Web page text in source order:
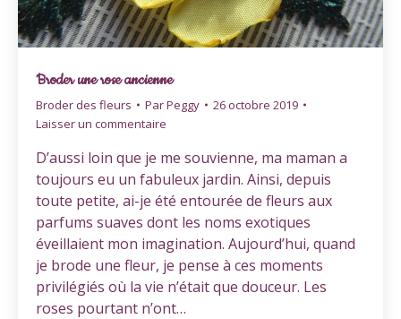
Broder une rose ancienne
Broder des fleurs ParPeggy
26 octobre 2019
Laisser un commentaire
D’aussi loin que je me souvienne, ma maman a
toujours eu un fabuleux jardin. Ainsi, depuis
toute petite, ai-je été entourée de fleurs aux
parfums suaves dont les noms exotiques
éveillaient mon imagination. Aujourd’hui, quand
je brode une fleur, je pense à ces moments
privilégiés où la vie n’était que douceur. Les
roses pourtant n’ont…